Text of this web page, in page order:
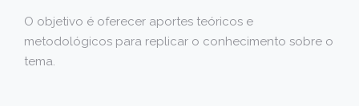
O objetivo é oferecer aportes teóricos e
metodológicos para replicar o conhecimento sobre o
tema.